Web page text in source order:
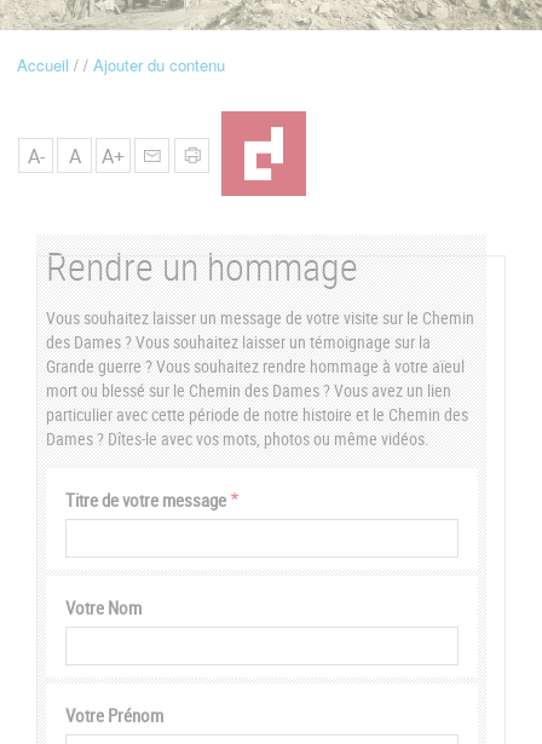
FilAccueil Ajouter du contenu
A- A A+
Rendre un hommage
Vous souhaitez laisser un message de votre visite sur le Chemin
des Dames ? Vous souhaitez laisser un témoignage sur la
Grande guerre ? Vous souhaitez rendre hommage à votre aïeul
mort ou blessé sur le Chemin des Dames ? Vous avez un lien
particulier avec cette période de notre histoire et le Chemin des
Dames ? Dîtes-le avec vos mots, photos ou même vidéos.
Titre de votre message
Votre Nom
Votre Prénom
Vertical
Tabs